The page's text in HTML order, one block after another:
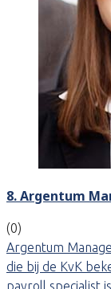
8. Argentum
(0)
Argentum
die bij de KvK
payroll specialist